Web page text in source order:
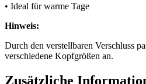
• Ideal für warme Tage
Hinweis:
Durch den verstellbaren Verschluss
verschiedene Kopfgrößen an.
Zusätzliche